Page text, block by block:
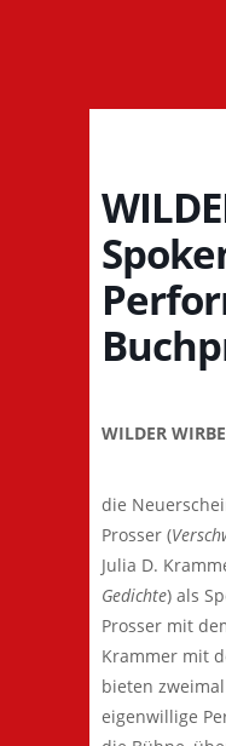
WILDER
die
Prosser (
Julia D.
Gedichte) als
Prosser mit
Krammer mit
bieten
eigenwillige